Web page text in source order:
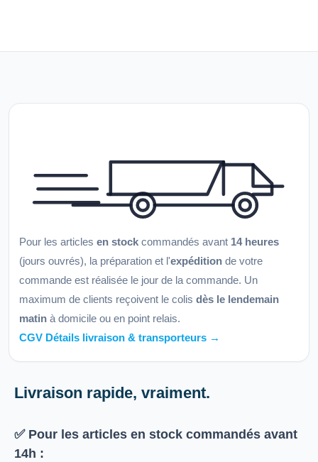
Pour les articles en stock commandés avant 14 heures
(jours ouvrés), la préparation et l'expédition de votre
commande est réalisée le jour de la commande. Un
maximum de clients reçoivent le colis dès le lendemain
matin à domicile ou en point relais.
CGV Détails livraison & transporteurs →
Livraison rapide, vraiment.
✅ Pour les articles en stock commandés avant
14h :